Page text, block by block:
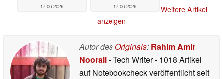
17.06.2026 17.06.2026
Weitere Artikel
anzeigen
Autor des Originals: Rahim Amir
Noorali- Tech Writer- 1018 Artikel
auf Notebookcheck veröffentlichtseit